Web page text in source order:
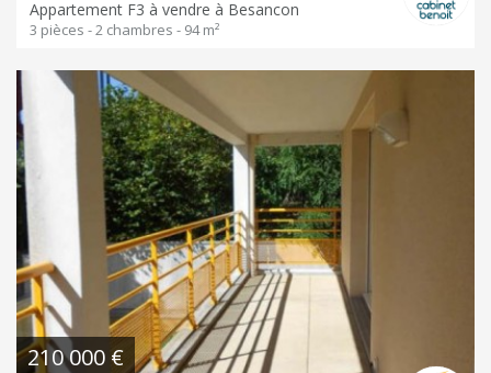
Appartement F3 à vendre à Besancon
3 pièces - 2 chambres - 94 m²
210 000 €